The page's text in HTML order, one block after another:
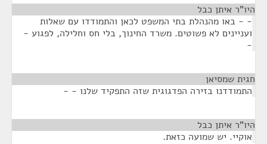
היו"ר איתן כבל
- - באו מהנהלת בתי המשפט לכאן והתמודדו עם שאלות
ועניינים לא פשוטים. משרד החינוך, בלי חס וחלילה, לפגוע -
-
חגית שמסיאן
התמודדנו בזירה הפדגוגית שזה התפקיד שלנו - -
היו"ר איתן כבל
אוקיי. יש שמועה כזאת.